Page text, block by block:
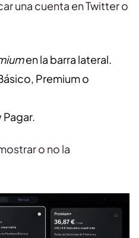
una cuenta en Twitter o
en la barra lateral.
Premium o
Pagar.
o no la